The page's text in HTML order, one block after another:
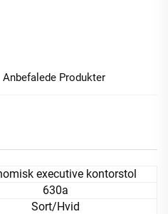
Anbefalede Produkter
executive kontorstol
630a
Sort/Hvid